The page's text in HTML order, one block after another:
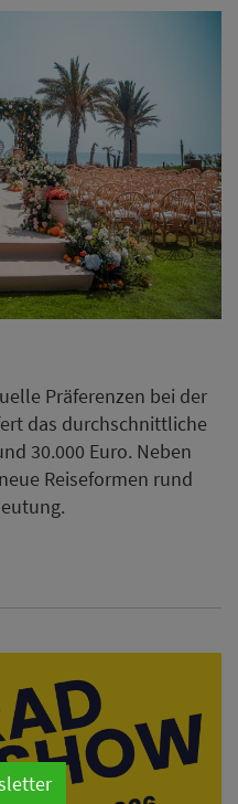
Präferenzen bei der
das durchschnittliche
30.000 Euro. Neben
Reiseformen rund